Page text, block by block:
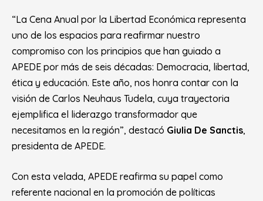
“La Cena Anual por la Libertad Económica representa
uno de los espacios para reafirmar nuestro
compromiso con los principios que han guiado a
APEDE por más de seis décadas: Democracia, libertad,
ética y educación. Este año, nos honra contar con la
visión de Carlos Neuhaus Tudela, cuya trayectoria
ejemplifica el liderazgo transformador que
necesitamos en la región”, destacó Giulia De Sanctis,
presidenta de APEDE.
Con esta velada, APEDE reafirma su papel como
referente nacional en la promoción de políticas